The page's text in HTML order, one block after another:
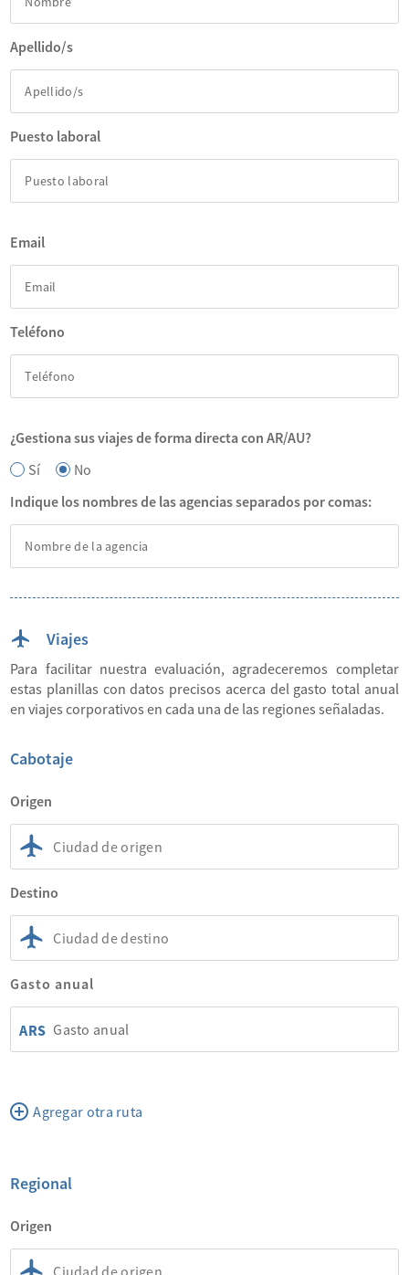
Apellido/s
Puesto laboral
Email
Teléfono
¿Gestiona sus viajes de forma directa con AR/AU?
Sí
No
Indique los nombres de las agencias separados por comas:
Viajes
Para facilitar nuestra evaluación, agradeceremos completar
estas planillas con datos precisos acerca del gasto total anual
en viajes corporativos en cada una de las regiones señaladas.
Cabotaje
Origen
Destino
Gasto anual
ARS
Agregar otra ruta
Regional
Origen